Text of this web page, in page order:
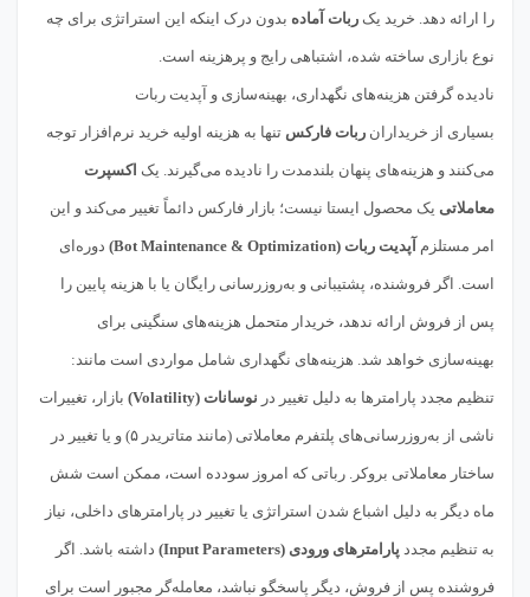
را ارائه دهد. خرید یک ربات آماده بدون درک اینکه این استراتژی برای چه
نوع بازاری ساخته شده، اشتباهی رایج و پرهزینه است.
نادیده گرفتن هزینه‌های نگهداری، بهینه‌سازی و آپدیت ربات
بسیاری از خریداران ربات فارکس تنها به هزینه اولیه خرید نرم‌افزار توجه
می‌کنند و هزینه‌های پنهان بلندمدت را نادیده می‌گیرند. یک اکسپرت
معاملاتی یک محصول ایستا نیست؛ بازار فارکس دائماً تغییر می‌کند و این
امر مستلزم آپدیت ربات (Bot Maintenance & Optimization) دوره‌ای
است. اگر فروشنده، پشتیبانی و به‌روزرسانی رایگان یا با هزینه پایین را
پس از فروش ارائه ندهد، خریدار متحمل هزینه‌های سنگینی برای
بهینه‌سازی خواهد شد. هزینه‌های نگهداری شامل مواردی است مانند:
تنظیم مجدد پارامترها به دلیل تغییر در نوسانات (Volatility) بازار، تغییرات
ناشی از به‌روزرسانی‌های پلتفرم معاملاتی (مانند متا‌تریدر ۵) و یا تغییر در
ساختار معاملاتی بروکر. رباتی که امروز سودده است، ممکن است شش
ماه دیگر به دلیل اشباع شدن استراتژی یا تغییر در پارامترهای داخلی، نیاز
به تنظیم مجدد پارامترهای ورودی (Input Parameters) داشته باشد. اگر
فروشنده پس از فروش، دیگر پاسخگو نباشد، معامله‌گر مجبور است برای